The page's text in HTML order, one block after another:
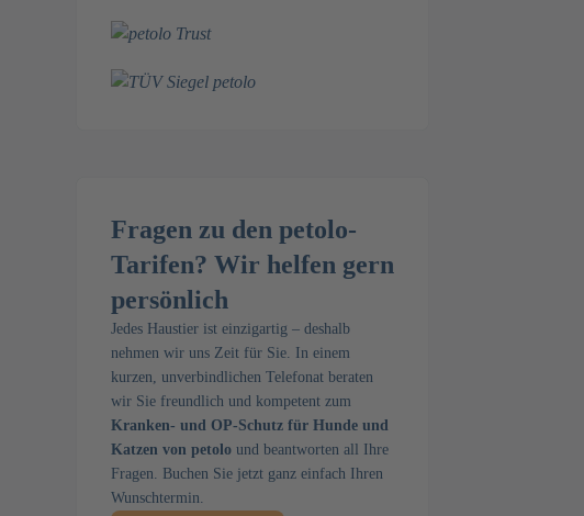
Fragen zu den petolo-
Tarifen? Wir helfen gern
persönlich
Jedes Haustier ist einzigartig – deshalb
nehmen wir uns Zeit für Sie. In einem
kurzen, unverbindlichen Telefonat beraten
wir Sie freundlich und kompetent zum
Kranken- und OP-Schutz für Hunde und
Katzen von petolo und beantworten all Ihre
Fragen. Buchen Sie jetzt ganz einfach Ihren
Wunschtermin.